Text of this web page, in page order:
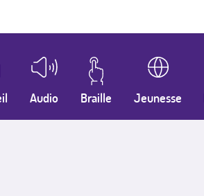
Audio Braille Jeunesse